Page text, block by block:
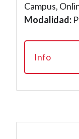
Campus,
Modalidad:
Info